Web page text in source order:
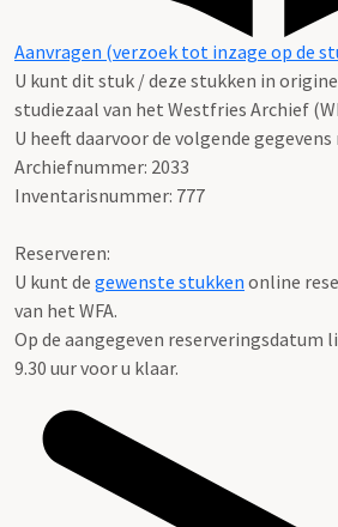
Aanvragen (verzoek tot inzage op de
U kunt dit stuk / deze stukken in
studiezaal van het Westfries Archief
U heeft daarvoor de volgende gegevens
Archiefnummer: 2033
Inventarisnummer: 777
Reserveren:
U kunt de gewenste stukken online
van het WFA.
Op de aangegeven reserveringsdatum
9.30 uur voor u klaar.